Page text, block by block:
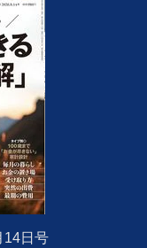
14日号